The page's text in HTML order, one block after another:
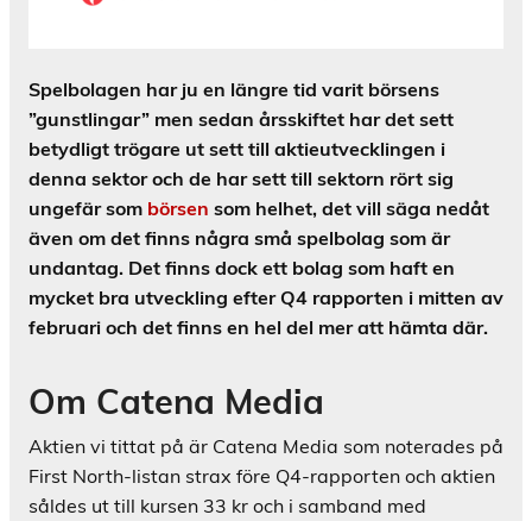
Spelbolagen har ju en längre tid varit börsens
”gunstlingar” men sedan årsskiftet har det sett
betydligt trögare ut sett till aktieutvecklingen i
denna sektor och de har sett till sektorn rört sig
ungefär som börsen som helhet, det vill säga nedåt
även om det finns några små spelbolag som är
undantag. Det finns dock ett bolag som haft en
mycket bra utveckling efter Q4 rapporten i mitten av
februari och det finns en hel del mer att hämta där.
Om Catena Media
Aktien vi tittat på är Catena Media som noterades på
First North-listan strax före Q4-rapporten och aktien
såldes ut till kursen 33 kr och i samband med